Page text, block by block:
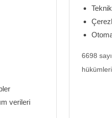
verileri
6698